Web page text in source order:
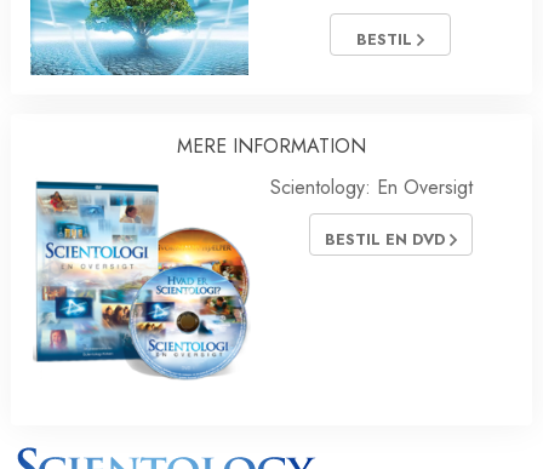
BESTIL
MERE INFORMATION
Scientology: En Oversigt
BESTIL EN DVD